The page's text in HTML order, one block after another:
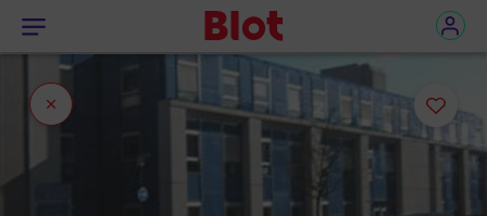
Menu
Fermer
l'onglet
ou